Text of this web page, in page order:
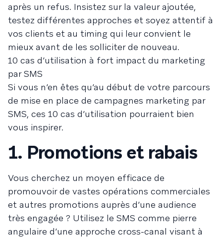
après un refus. Insistez sur la valeur ajoutée,
testez différentes approches et soyez attentif à
vos clients et au timing qui leur convient le
mieux avant de les solliciter de nouveau.
10 cas d’utilisation à fort impact du marketing
par SMS
Si vous n’en êtes qu’au début de votre parcours
de mise en place de campagnes marketing par
SMS, ces 10 cas d’utilisation pourraient bien
vous inspirer.
1. Promotions et rabais
Vous cherchez un moyen efficace de
promouvoir de vastes opérations commerciales
et autres promotions auprès d’une audience
très engagée ? Utilisez le SMS comme pierre
angulaire d’une approche cross-canal visant à